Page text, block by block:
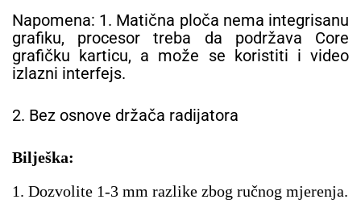
Napomena: 1. Matična ploča nema integrisanu
grafiku, procesor treba da podržava Core
grafičku karticu, a može se koristiti i video
izlazni interfejs.
2. Bez osnove držača radijatora
Bilješka:
1. Dozvolite 1-3 mm razlike zbog ručnog mjerenja.